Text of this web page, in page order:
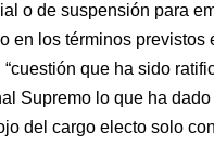
o de suspensión para
en los términos previstos
“cuestión que ha sido
Supremo lo que ha dado
del cargo electo solo